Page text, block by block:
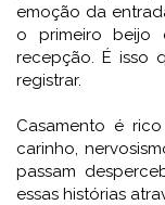
emoção da
o primeiro beijo
recepção. É isso
registrar.
Casamento é
carinho,
passam
essas histórias